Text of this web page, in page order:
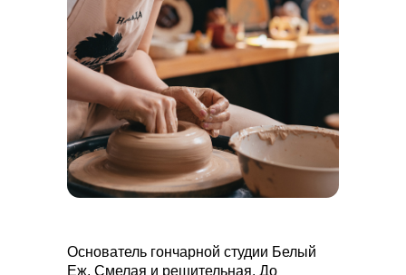
Основатель гончарной студии Белый
Еж. Смелая и решительная. До